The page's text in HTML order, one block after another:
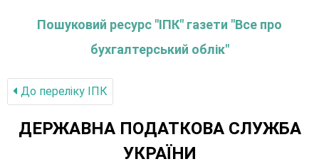
Пошуковий ресурс "ІПК" газети "Все про
бухгалтерський облік"
До переліку IПК
ДЕРЖАВНА ПОДАТКОВА СЛУЖБА
УКРАЇНИ